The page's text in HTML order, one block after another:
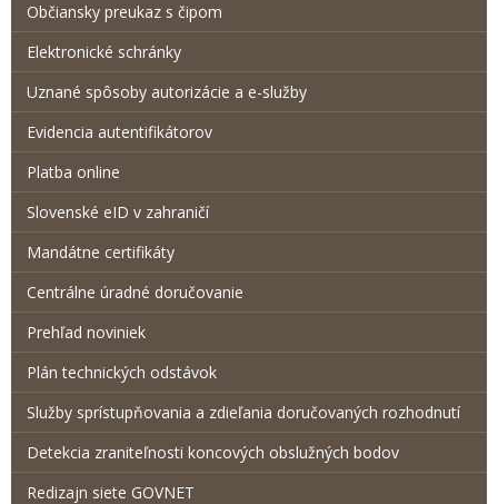
Občiansky preukaz s čipom
Elektronické schránky
Uznané spôsoby autorizácie a e-služby
Evidencia autentifikátorov
Platba online
Slovenské eID v zahraničí
Mandátne certifikáty
Centrálne úradné doručovanie
Prehľad noviniek
Plán technických odstávok
Služby sprístupňovania a zdieľania doručovaných rozhodnutí
Detekcia zraniteľnosti koncových obslužných bodov
Redizajn siete GOVNET